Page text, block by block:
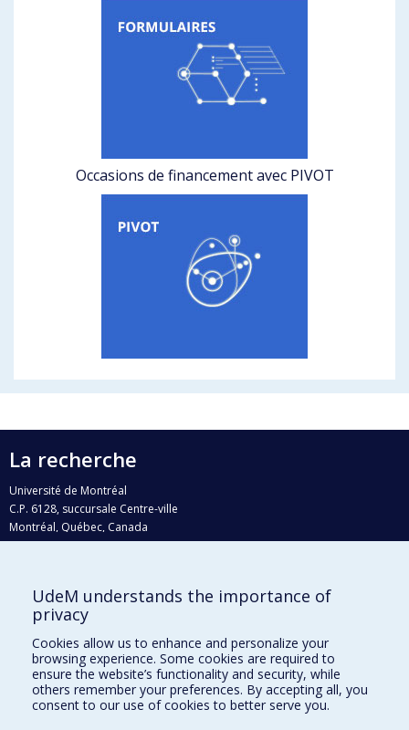
Occasions de financement avec PIVOT
La recherche
Université de Montréal
C.P. 6128, succursale Centre-ville
Montréal, Québec, Canada
H3C 3J7
Qui fait quoi?
Nous trouver
Plan du site
Accessibilité
UdeM understands the importance of
privacy
Cookies allow us to enhance and personalize your
browsing experience. Some cookies are required to
ensure the website’s functionality and security, while
others remember your preferences. By accepting all, you
consent to our use of cookies to better serve you.